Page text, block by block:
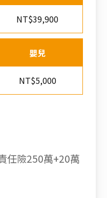
NT$39,900
嬰兒
NT$5,000
任險250萬+20萬